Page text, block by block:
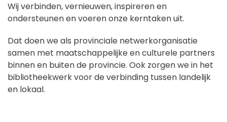
Wij verbinden, vernieuwen, inspireren en
ondersteunen en voeren onze kerntaken uit.
Dat doen we als provinciale netwerkorganisatie
samen met maatschappelijke en culturele partners
binnen en buiten de provincie. Ook zorgen we in het
bibliotheekwerk voor de verbinding tussen landelijk
en lokaal.